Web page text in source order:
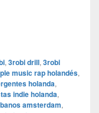
, 3robi drill, 3robi
music rap holandés,
holanda,
indie holanda,
amsterdam,